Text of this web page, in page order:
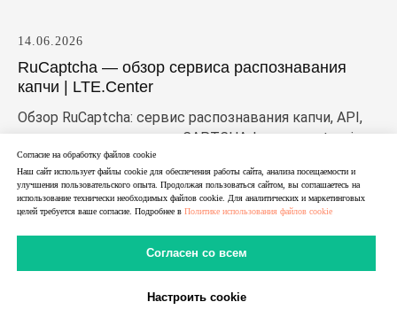
14.06.2026
RuCaptcha — обзор сервиса распознавания
капчи | LTE.Center
Обзор RuCaptcha: сервис распознавания капчи, API,
поддерживаемые типы CAPTCHA, browser extension,
proxyless и proxy-задачи. Разбираем, как работает Ру
капча, кому подходит сервис и что важно учитывать
перед подключением.
Согласие на обработку файлов cookie
Наш сайт использует файлы cookie для обеспечения работы сайта, анализа посещаемости и
улучшения пользовательского опыта. Продолжая пользоваться сайтом, вы соглашаетесь на
использование технически необходимых файлов cookie. Для аналитических и маркетинговых
целей требуется ваше согласие. Подробнее в Политике использования файлов cookie
Согласен со всем
Настроить cookie